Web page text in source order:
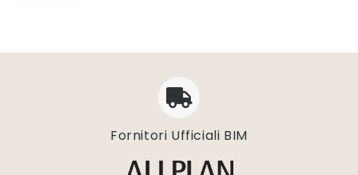
Fornitori Ufficiali BIM